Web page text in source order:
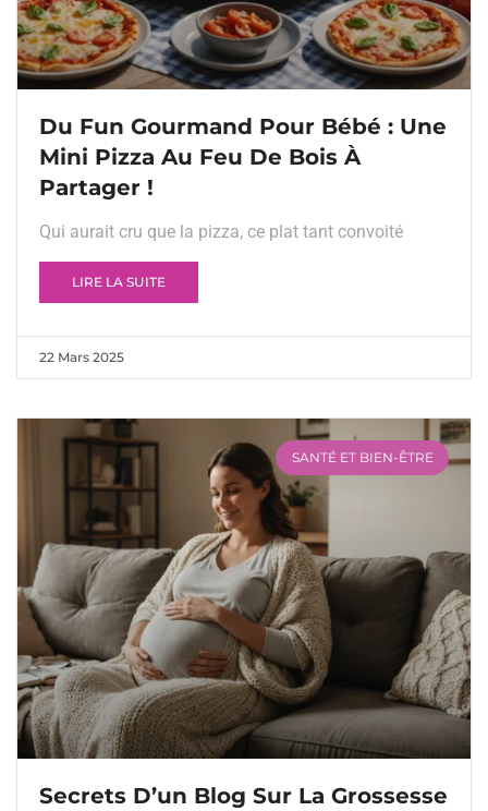
Du Fun Gourmand Pour Bébé : Une
Mini Pizza Au Feu De Bois À
Partager !
Qui aurait cru que la pizza, ce plat tant convoité
LIRE LA SUITE
22 Mars 2025
SANTÉ ET BIEN-ÊTRE
Secrets D’un Blog Sur La Grossesse